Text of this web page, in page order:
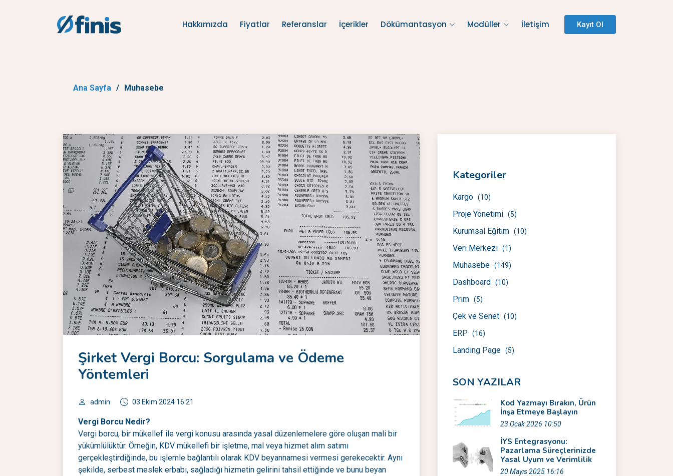
Hakkımızda Fiyatlar Referanslar İçerikler Dökümantasyon Modüller İletişim Kayıt Ol
Ana Sayfa Muhasebe
Şirket Vergi Borcu: Sorgulama ve Ödeme
Yöntemleri
admin 03 Ekim 2024 16:21
Vergi Borcu Nedir?
Vergi borcu, bir mükellef ile vergi konusu arasında yasal düzenlemelere göre oluşan mali bir
yükümlülüktür. Örneğin, KDV mükellefi bir işletme, mal veya hizmet alım satımı
gerçekleştirdiğinde, bu işlemle bağlantılı olarak KDV beyannamesi vermesi gerekecektir. Aynı
şekilde, serbest meslek erbabı, sağladığı hizmetin gelirini tahsil ettiğinde ve bunu beyan
Kategoriler
Kargo (10)
Proje Yönetimi (5)
Kurumsal Eğitim (10)
Veri Merkezi (1)
Muhasebe (149)
Dashboard (10)
Prim (5)
Çek ve Senet (10)
ERP (16)
Landing Page (5)
SON YAZILAR
Kod Yazmayı Bırakın, Ürün
İnşa Etmeye Başlayın
23 Ocak 2026 10:50
İYS Entegrasyonu:
Pazarlama Süreçlerinizde
Yasal Uyum ve Verimlilik
20 Mayıs 2025 16:16